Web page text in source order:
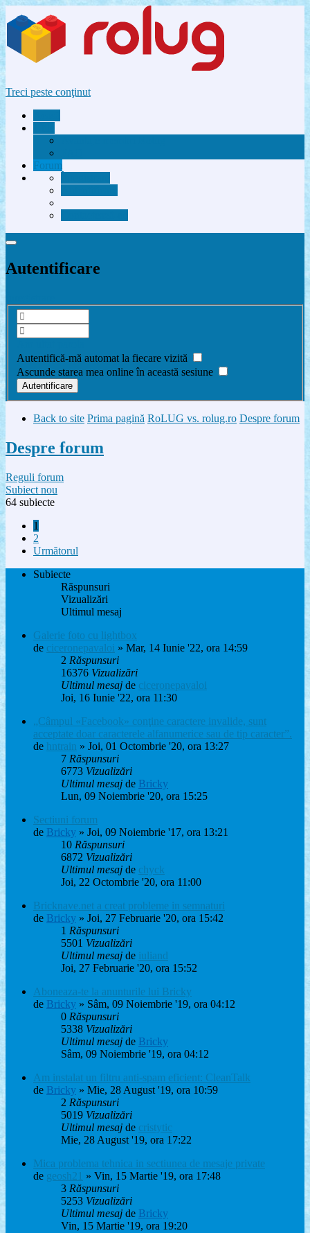
Treci peste conţinut
Forum
Autentificare
Autentifică-mă automat la fiecare vizită
Ascunde starea mea online în această sesiune
Back to site Prima pagină RoLUG vs. rolug.ro Despre forum
Despre forum
Reguli forum
Subiect nou
64 subiecte
1
2
Următorul
Subiecte
Răspunsuri
Vizualizări
Ultimul mesaj
Galerie foto cu lightbox
de ciceronepavaloi » Mar, 14 Iunie '22, ora 14:59
2 Răspunsuri
16376 Vizualizări
Ultimul mesaj de ciceronepavaloi
Joi, 16 Iunie '22, ora 11:30
„Câmpul «Facebook» conţine caractere invalide, sunt
acceptate doar caracterele alfanumerice sau de tip caracter”.
de hntrain » Joi, 01 Octombrie '20, ora 13:27
7 Răspunsuri
6773 Vizualizări
Ultimul mesaj de Bricky
Lun, 09 Noiembrie '20, ora 15:25
Sectiuni forum
de Bricky » Joi, 09 Noiembrie '17, ora 13:21
10 Răspunsuri
6872 Vizualizări
Ultimul mesaj de chyck
Joi, 22 Octombrie '20, ora 11:00
Bricknave.net a creat probleme in semnaturi
de Bricky » Joi, 27 Februarie '20, ora 15:42
1 Răspunsuri
5501 Vizualizări
Ultimul mesaj de iuliand
Joi, 27 Februarie '20, ora 15:52
Aboneaza-te la anunturile lui Bricky
de Bricky » Sâm, 09 Noiembrie '19, ora 04:12
0 Răspunsuri
5338 Vizualizări
Ultimul mesaj de Bricky
Sâm, 09 Noiembrie '19, ora 04:12
Am instalat un filtru anti-spam eficient: CleanTalk
de Bricky » Mie, 28 August '19, ora 10:59
2 Răspunsuri
5019 Vizualizări
Ultimul mesaj de cristytic
Mie, 28 August '19, ora 17:22
Mica problema tehnica in sectiunea de mesaje private
de geosh21 » Vin, 15 Martie '19, ora 17:48
3 Răspunsuri
5253 Vizualizări
Ultimul mesaj de Bricky
Vin, 15 Martie '19, ora 19:20